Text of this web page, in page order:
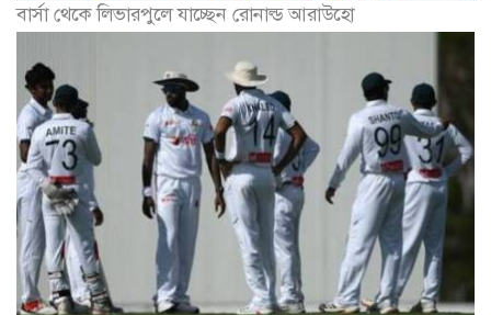
বার্সা থেকে লিভারপুলে যাচ্ছেন রোনাল্ড আরাউহো